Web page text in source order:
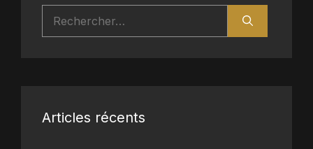
Articles récents